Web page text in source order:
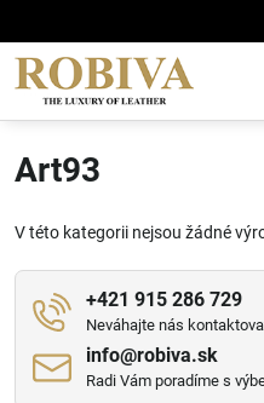
Art93
V této kategorii nejsou žádné
+421 915 286 729
Neváhajte nás
info​@robiva​.sk
Radi Vám poradíme s